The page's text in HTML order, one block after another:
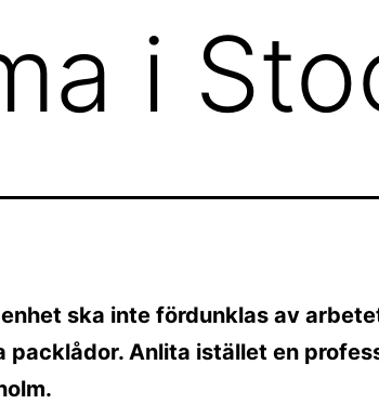
i
ska inte fördunklas av
packlådor. Anlita istället en